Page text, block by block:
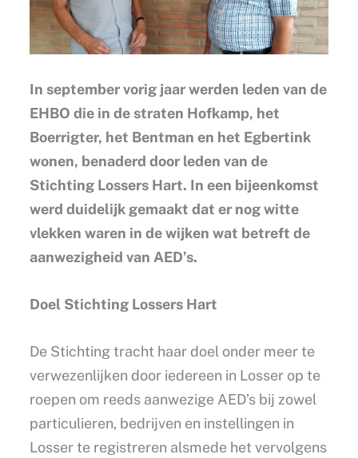
In september vorig jaar werden leden van de
EHBO die in de straten Hofkamp, het
Boerrigter, het Bentman en het Egbertink
wonen, benaderd door leden van de
Stichting Lossers Hart. In een bijeenkomst
werd duidelijk gemaakt dat er nog witte
vlekken waren in de wijken wat betreft de
aanwezigheid van AED’s.
Doel Stichting Lossers Hart
De Stichting tracht haar doel onder meer te
verwezenlijken door iedereen in Losser op te
roepen om reeds aanwezige AED’s bij zowel
particulieren, bedrijven en instellingen in
Losser te registreren alsmede het vervolgens